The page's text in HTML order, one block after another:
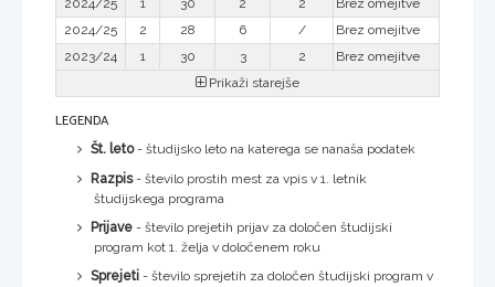
2024/25
1 30 2 2
Brez omejitve
2024/25
2 28 6 /
Brez omejitve
2023/24
1 30 3 2
Brez omejitve
Prikaži starejše
LEGENDA
Št. leto- študijsko leto na katerega se nanaša podatek
Razpis- število prostih mest za vpis v 1. letnik
študijskega programa
Prijave - število prejetih prijav za določen študijski
program kot 1. želja v določenem roku
Sprejeti - število sprejetih za določen študijski program v